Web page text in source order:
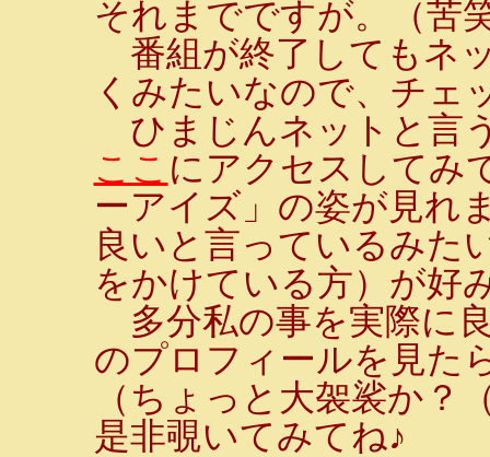
それまでですが。（苦
番組が終了してもネ
くみたいなので、チェ
ひまじんネットと言
ここ にアクセスしてみ
ーアイズ」の姿が見れ
良いと言っているみた
をかけている方）が好
多分私の事を実際に
のプロフィールを見た
（ちょっと大袈裟か？
是非覗いてみてね♪